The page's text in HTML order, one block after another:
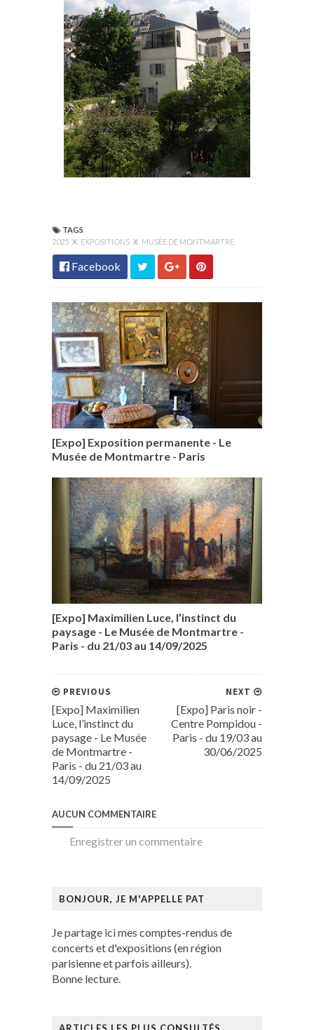
TAGS
2025 X EXPOSITIONS X MUSÉE DE MONTMARTRE
Facebook
[Expo] Exposition permanente - Le
Musée de Montmartre - Paris
[Expo] Maximilien Luce, l’instinct du
paysage - Le Musée de Montmartre -
Paris - du 21/03 au 14/09/2025
NEXT
[Expo] Paris noir -
Centre Pompidou -
Paris - du 19/03 au
30/06/2025
PREVIOUS
[Expo] Maximilien
Luce, l’instinct du
paysage - Le Musée
de Montmartre -
Paris - du 21/03 au
14/09/2025
AUCUN COMMENTAIRE
Enregistrer un commentaire
BONJOUR, JE M'APPELLE PAT
Je partage ici mes comptes-rendus de
concerts et d'expositions (en région
parisienne et parfois ailleurs).
Bonne lecture.
ARTICLES LES PLUS CONSULTÉS